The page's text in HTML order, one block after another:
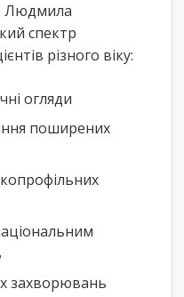
Людмила
спектр
різного віку:
огляди
поширених
захворювань